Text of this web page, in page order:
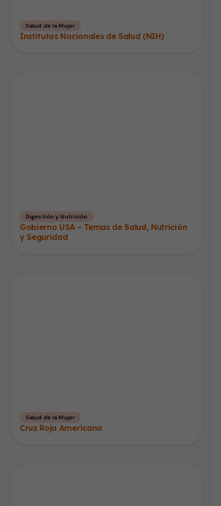
Salud de la Mujer
Institutos Nacionales de Salud (NIH)
Digestión y Nutrición
Gobierno USA – Temas de Salud, Nutrición
y Seguridad
Salud de la Mujer
Cruz Roja Americana